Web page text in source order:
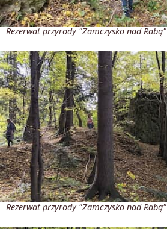
Rezerwat przyrody "Zamczysko nad Rabą"
Rezerwat przyrody "Zamczysko nad Rabą"